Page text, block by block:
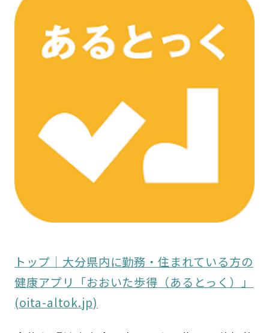
トップ｜大分県内に勤務・住まれている方の
健康アプリ「おおいた歩得（あるとっく）」
(oita-altok.jp)